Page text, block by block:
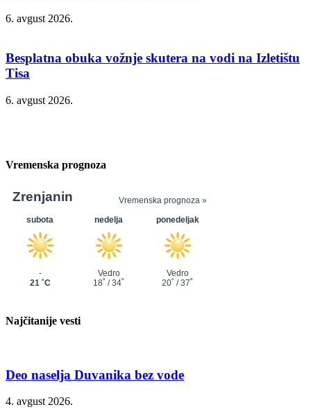
6. avgust 2026.
Besplatna obuka vožnje skutera na vodi na Izletištu
Tisa
6. avgust 2026.
Vremenska prognoza
Najčitanije vesti
Deo naselja Duvanika bez vode
4. avgust 2026.